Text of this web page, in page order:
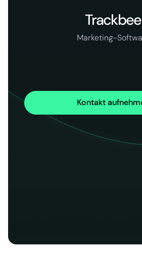
Trackbee
Marketing-
Kontakt